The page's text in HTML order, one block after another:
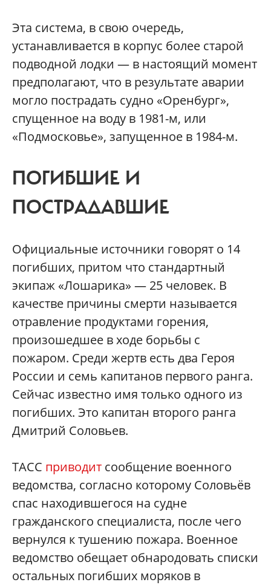
Эта система, в свою очередь,
устанавливается в корпус более старой
подводной лодки — в настоящий момент
предполагают, что в результате аварии
могло пострадать судно «Оренбург»,
спущенное на воду в 1981-м, или
«Подмосковье», запущенное в 1984-м.
ПОГИБШИЕ И
ПОСТРАДАВШИЕ
Официальные источники говорят о 14
погибших, притом что стандартный
экипаж «Лошарика» — 25 человек. В
качестве причины смерти называется
отравление продуктами горения,
произошедшее в ходе борьбы с
пожаром. Среди жертв есть два Героя
России и семь капитанов первого ранга.
Сейчас известно имя только одного из
погибших. Это капитан второго ранга
Дмитрий Соловьев.
ТАСС приводит сообщение военного
ведомства, согласно которому Соловьёв
спас находившегося на судне
гражданского специалиста, после чего
вернулся к тушению пожара. Военное
ведомство обещает обнародовать списки
остальных погибших моряков в